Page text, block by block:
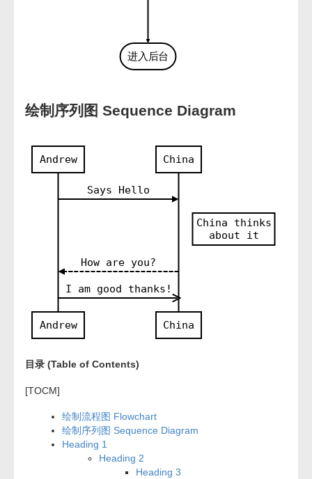
进入后台
绘制序列图 Sequence Diagram
Andrew
Andrew
China
China
Says Hello
China thinks
about it
How are you?
I am good thanks!
目录 (Table of Contents)
[TOCM]
绘制流程图 Flowchart
绘制序列图 Sequence Diagram
Heading 1
Heading 2
Heading 3